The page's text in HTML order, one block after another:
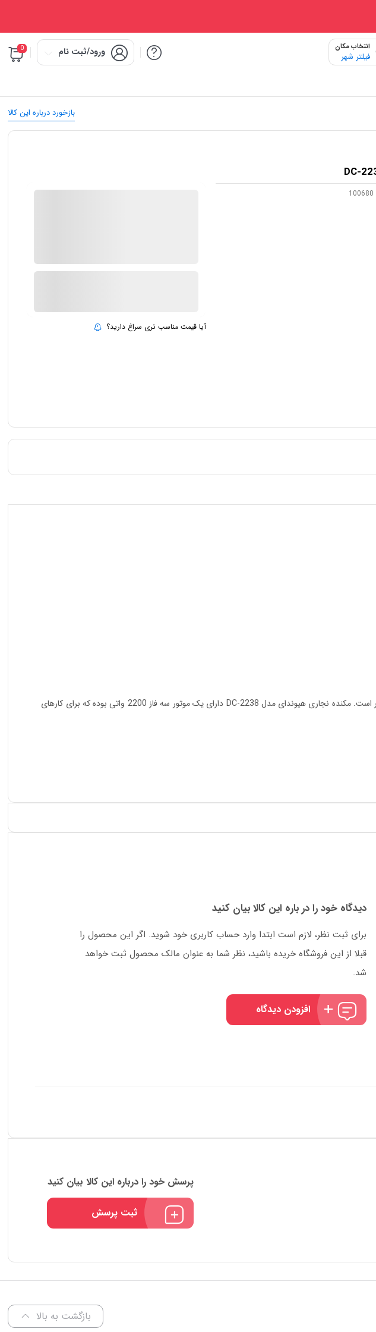
انتخاب مکان
فیلتر شهر ورود/ثبت نام 0
بازخورد درباره این کالا
100680
آیا قیمت مناسب تری سراغ دارید؟
مکنده نجاری هیوندای مدل DC-2238 وسیله‌ای مناسب برای مکش گرد و غبار ناشی از دستگاه‌های نجاری و محیط کار است. مکنده نجاری هیوندای مدل DC-2238 دارای یک موتور سه فاز 2200 واتی بود‌ه که برای کارهای
دیدگاه خود را در باره این کالا بیان کنید
برای ثبت نظر، لازم است ابتدا وارد حساب کاربری خود شوید. اگر این محصول را
قبلا از این فروشگاه خریده باشید، نظر شما به عنوان مالک محصول ثبت خواهد
شد.
افزودن دیدگاه
پرسش خود را درباره این کالا بیان کنید
ثبت پرسش
بازگشت به بالا